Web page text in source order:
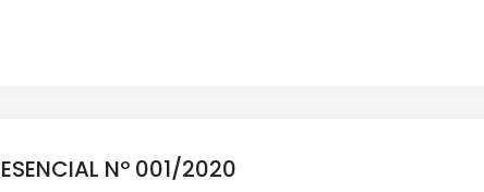
Nº 001/2020